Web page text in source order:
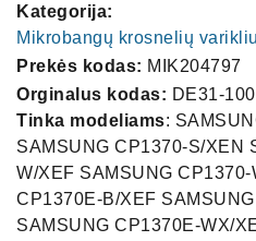
Kategorija:
Mikrobangų krosnelių
Prekės kodas: MIK204797
Orginalus kodas: DE31-
Tinka modeliams:
SAMSUNG CP1370-S/XEN
W/XEF SAMSUNG
CP1370E-B/XEF
SAMSUNG CP1370E-WX/